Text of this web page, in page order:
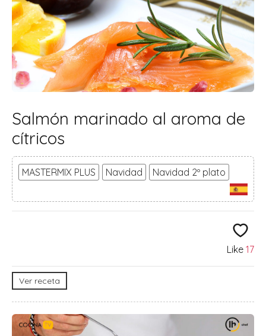
Salmón marinado al aroma de
cítricos
MASTERMIX PLUS Navidad Navidad 2º plato
Like 17
Ver receta